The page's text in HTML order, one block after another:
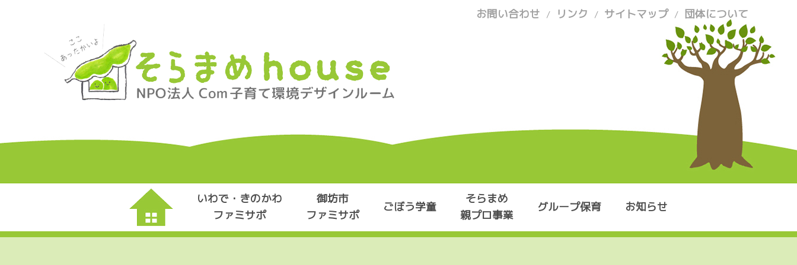
お問い合わせ / リンク / サイトマップ / 団体について
いわで・きのかわ
ファミサポ
御坊市
ファミサポ
ごぼう学童
そらまめ
親プロ事業
グループ保育 お知らせ